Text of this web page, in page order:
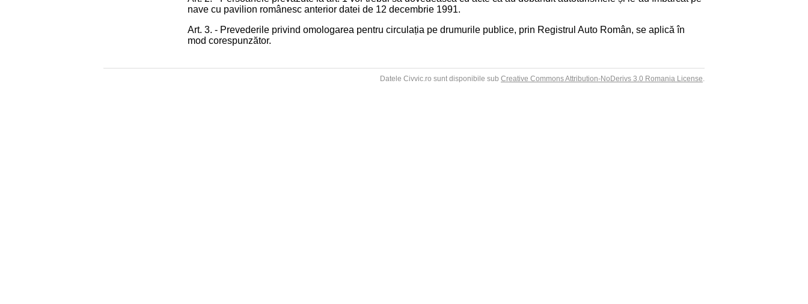
nave cu pavilion românesc anterior datei de 12 decembrie 1991.
Art. 3. - Prevederile privind omologarea pentru circulația pe drumurile publice, prin Registrul Auto Român, se aplică în
mod corespunzător.
Datele Civvic.ro sunt disponibile sub Creative Commons Attribution-NoDerivs 3.0 Romania License.